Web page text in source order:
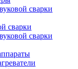
сварки
сварки
сварки